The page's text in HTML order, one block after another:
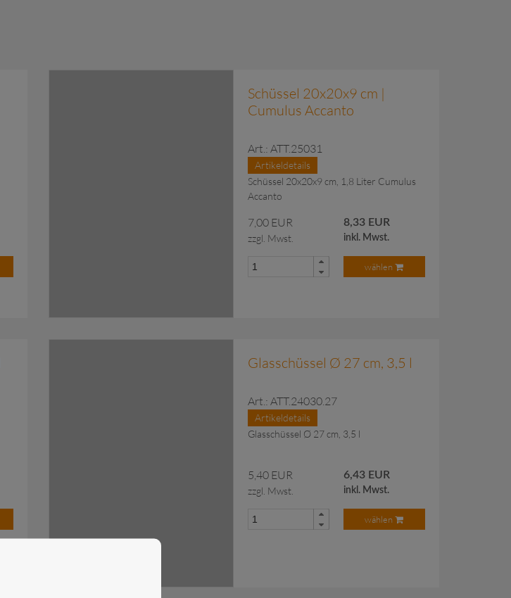
Schüssel 20x20x9 cm |
Cumulus Accanto
Art.: ATT.25031
Artikeldetails
Schüssel 20x20x9 cm, 1,8 Liter Cumulus
Accanto
7,00 EUR 8,33 EUR
zzgl. Mwst. inkl. Mwst.
wählen
zu Anfragekorb hinzugefügt.
Glasschüssel Ø 27 cm, 3,5 l
Art.: ATT.24030.27
Artikeldetails
Glasschüssel Ø 27 cm, 3,5 l
5,40 EUR 6,43 EUR
zzgl. Mwst. inkl. Mwst.
wählen